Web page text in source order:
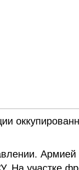
Армией